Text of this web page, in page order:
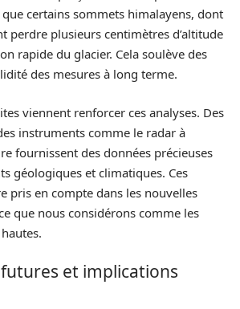
certains sommets himalayens, dont
perdre plusieurs centimètres d’altitude
rapide du glacier. Cela soulève des
des mesures à long terme.
viennent renforcer ces analyses. Des
instruments comme le radar à
fournissent des données précieuses
géologiques et climatiques. Ces
pris en compte dans les nouvelles
que nous considérons comme les
et implications